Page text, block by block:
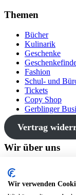
Themen
Bücher
Kulinarik
Geschenke
Fashion
Schul- und
Tickets
Copy Shop
Gerblinger
Vertrag
Wir über uns
Gerblinger bietet dir
Fashion, Schul- und
den drei Standorten
Wir verwenden